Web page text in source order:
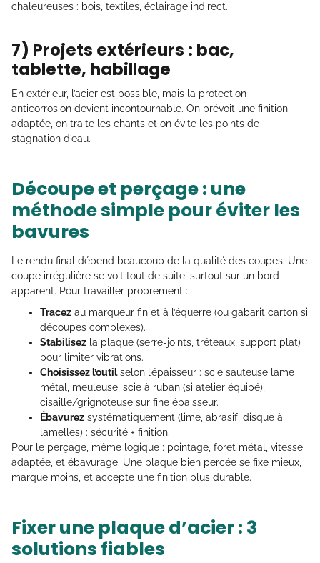
chaleureuses : bois, textiles, éclairage indirect.
7) Projets extérieurs : bac,
tablette, habillage
En extérieur, l’acier est possible, mais la protection
anticorrosion devient incontournable. On prévoit une finition
adaptée, on traite les chants et on évite les points de
stagnation d’eau.
Découpe et perçage : une
méthode simple pour éviter les
bavures
Le rendu final dépend beaucoup de la qualité des coupes. Une
coupe irrégulière se voit tout de suite, surtout sur un bord
apparent. Pour travailler proprement :
Tracez au marqueur fin et à l’équerre (ou gabarit carton si
découpes complexes).
Stabilisez la plaque (serre-joints, tréteaux, support plat)
pour limiter vibrations.
Choisissez l’outilselon l’épaisseur : scie sauteuse lame
métal, meuleuse, scie à ruban (si atelier équipé),
cisaille/grignoteuse sur fine épaisseur.
Ébavurez systématiquement (lime, abrasif, disque à
lamelles) : sécurité + finition.
Pour le perçage, même logique : pointage, foret métal, vitesse
adaptée, et ébavurage. Une plaque bien percée se fixe mieux,
marque moins, et accepte une finition plus durable.
Fixer une plaque d’acier : 3
solutions fiables